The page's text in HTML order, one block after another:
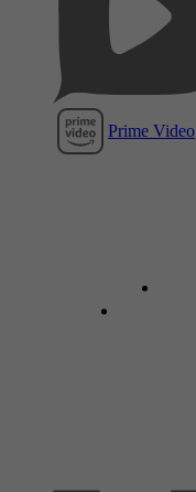
Prime Video